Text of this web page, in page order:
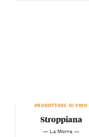
PRODUTTORE DI VINO
Stroppiana
— La Morra —